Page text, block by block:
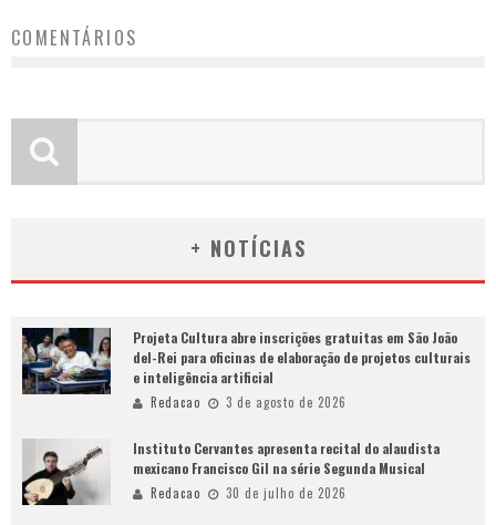
COMENTÁRIOS
+ NOTÍCIAS
Projeta Cultura abre inscrições gratuitas em São João
del-Rei para oficinas de elaboração de projetos culturais
e inteligência artificial
Redacao 3 de agosto de 2026
Instituto Cervantes apresenta recital do alaudista
mexicano Francisco Gil na série Segunda Musical
Redacao 30 de julho de 2026